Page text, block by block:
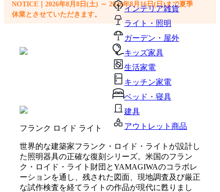
インテリア雑貨
ライト・照明
ガーデン・屋外
キッズ家具
生活家電
キッチン家電
ベッド・寝具
建具
アウトレット商品
NOTICE｜2026年8月8日(土) ～ 2026年8月16日(日)まで夏季
休業とさせていただきます。
フランク ロイド ライト
世界的な建築家フランク・ロイド・ライトが設計し
た照明器具の正確な復刻シリーズ。米国のフラン
ク・ロイド・ライト財団とYAMAGIWAのコラボレ
ーションを通し、残された図面、現地調査及び厳正
な試作検査を経てライトの作品が現代に甦りまし